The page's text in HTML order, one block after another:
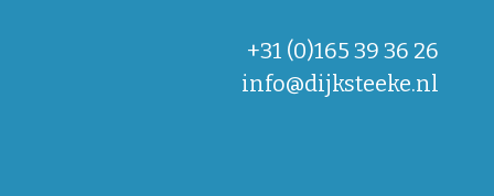
+31 (0)165 39 36 26
info@dijksteeke.nl